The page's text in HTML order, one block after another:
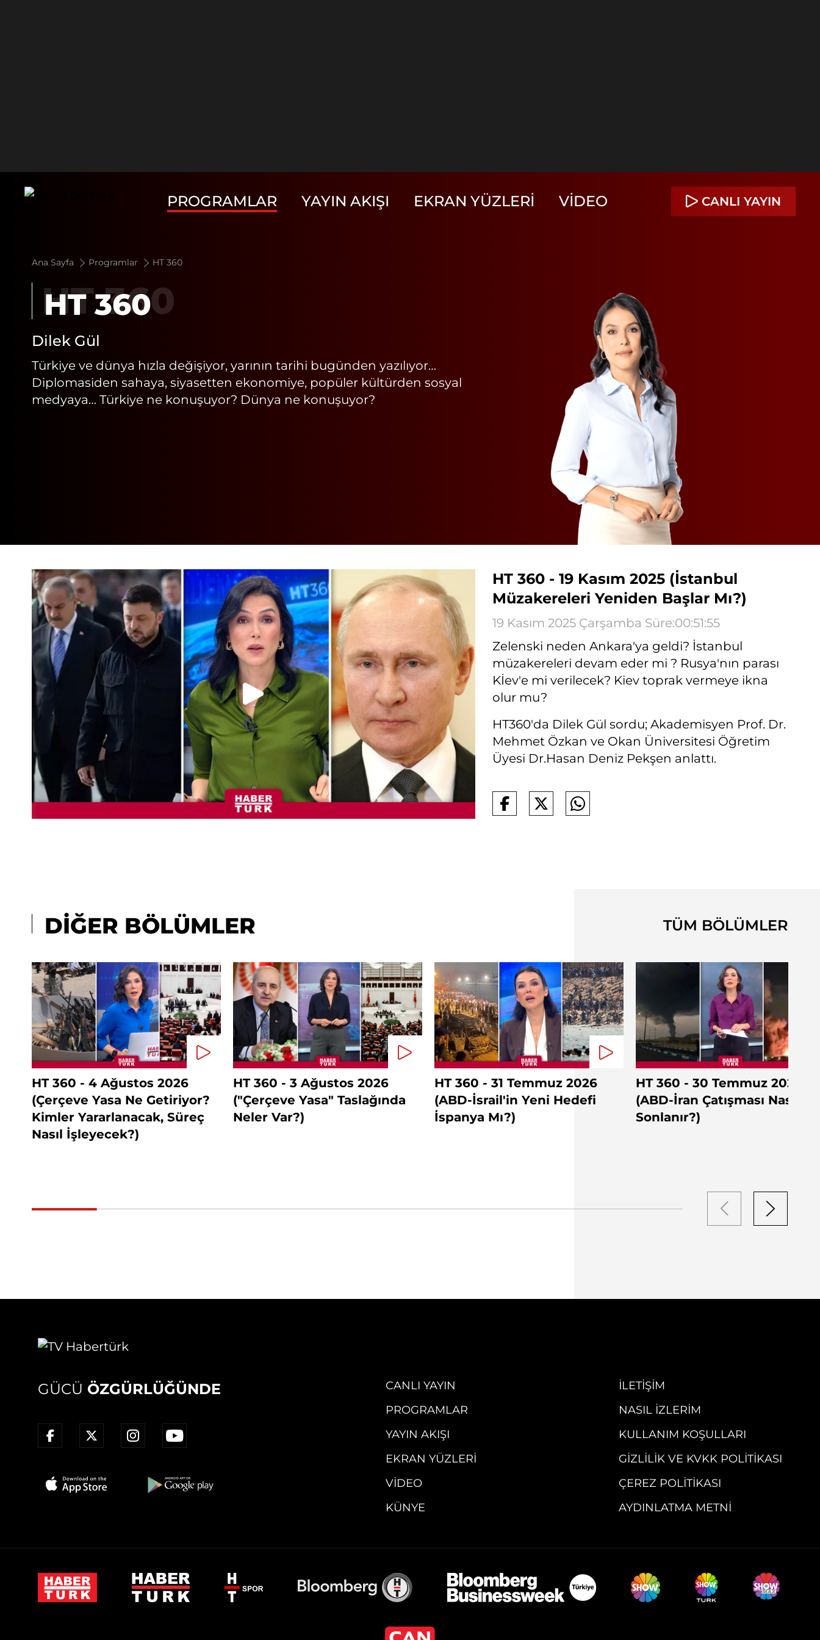
PROGRAMLAR YAYIN AKIŞI EKRAN YÜZLERI VIDEO CANLI YAYIN
Ana Sayfa Programlar HT 360
HT 360
Dilek Gül
Türkiye ve dünya hızla değişiyor, yarının tarihi bugünden yazılıyor…
Diplomasiden sahaya, siyasetten ekonomiye, popüler kültürden sosyal
medyaya… Türkiye ne konuşuyor? Dünya ne konuşuyor?
HT 360 - 19 Kasım 2025 (İstanbul
Müzakereleri Yeniden Başlar Mı?)
19 Kasım 2025 Çarşamba Süre:00:51:55
Zelenski neden Ankara'ya geldi? İstanbul
müzakereleri devam eder mi ? Rusya'nın parası
Kİev'e mi verilecek? Kiev toprak vermeye ikna
olur mu?
HT360'da Dilek Gül sordu; Akademisyen Prof. Dr.
Mehmet Özkan ve Okan Üniversitesi Öğretim
Üyesi Dr.Hasan Deniz Pekşen anlattı.
DİĞER BÖLÜMLER TÜM BÖLÜMLER
HT 360 - 4 Ağustos 2026
(Çerçeve Yasa Ne Getiriyor?
Kimler Yararlanacak, Süreç
Nasıl İşleyecek?)
HT 360 - 3 Ağustos 2026
("Çerçeve Yasa" Taslağında
Neler Var?)
HT 360 - 31 Temmuz 2026
(ABD-İsrail'in Yeni Hedefi
İspanya Mı?)
HT 360 - 30 Temmuz 2026
(ABD-İran Çatışması Nasıl
Sonlanır?)
GÜCÜ ÖZGÜRLÜĞÜNDE
CANLI YAYIN
PROGRAMLAR
YAYIN AKIŞI
EKRAN YÜZLERI
VIDEO
KÜNYE
İLETIŞIM
NASIL İZLERIM
KULLANIM KOŞULLARI
GIZLILIK VE KVKK POLITIKASI
ÇEREZ POLITIKASI
AYDINLATMA METNI